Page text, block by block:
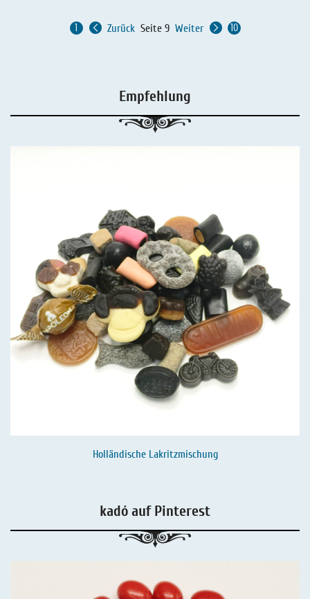
Zurück Seite 9 Weiter
Empfehlung
Holländische Lakritzmischung
kadó auf Pinterest